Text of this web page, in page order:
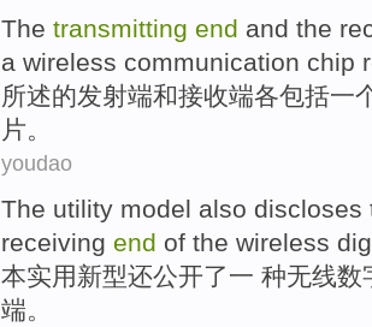
The transmitting end and the
a wireless communication chip
所述的发射端和接收端各包括一
片。
youdao
The utility model also discloses
receiving end of the wireless
本实用新型还公开了一 种无线数
端。